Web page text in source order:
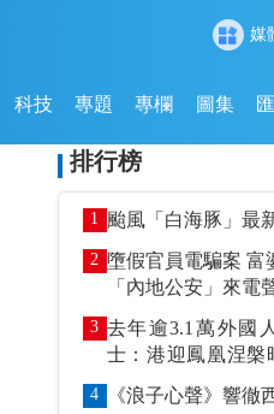
媒
科技 專題 專欄 圖集
排行榜
1 颱風「白海豚」最
2 墮假官員電騙案 富婆被當「提款機」失近6900萬
「內地公安」來電聲稱
到指定戶口作「保
3 去年逾3.1萬外國人
士：港迎鳳凰涅槃時刻 外籍優才紛回
黑論被打臉
4